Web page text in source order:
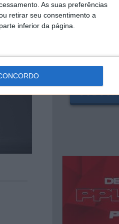
As suas preferências
retirar seu consentimento a
inferior da página.
NEWSLETTER